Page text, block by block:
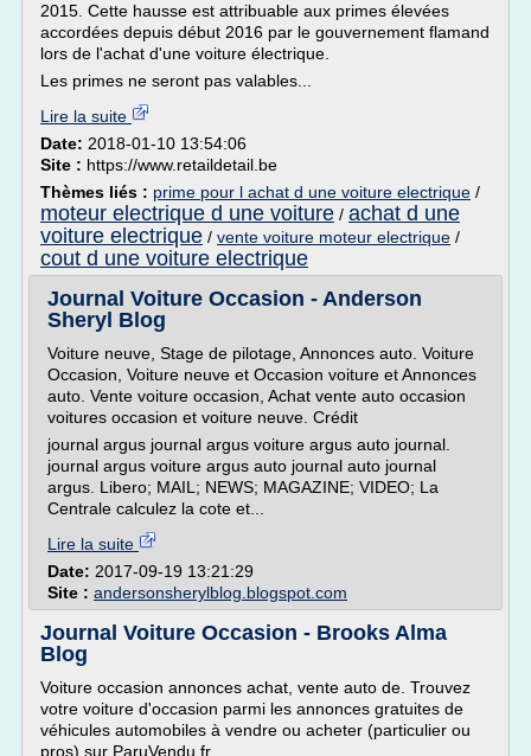
2015. Cette hausse est attribuable aux primes élevées
accordées depuis début 2016 par le gouvernement flamand
lors de l'achat d'une voiture électrique.
Les primes ne seront pas valables...
Lire la suite
Date: 2018-01-10 13:54:06
Site : https://www.retaildetail.be
Thèmes liés : prime pour l achat d une voiture electrique /
moteur electrique d une voiture / achat d une
voiture electrique / vente voiture moteur electrique /
cout d une voiture electrique
Journal Voiture Occasion - Anderson
Sheryl Blog
Voiture neuve, Stage de pilotage, Annonces auto. Voiture
Occasion, Voiture neuve et Occasion voiture et Annonces
auto. Vente voiture occasion, Achat vente auto occasion
voitures occasion et voiture neuve. Crédit
journal argus journal argus voiture argus auto journal.
journal argus voiture argus auto journal auto journal
argus. Libero; MAIL; NEWS; MAGAZINE; VIDEO; La
Centrale calculez la cote et...
Lire la suite
Date: 2017-09-19 13:21:29
Site : andersonsherylblog.blogspot.com
Journal Voiture Occasion - Brooks Alma
Blog
Voiture occasion annonces achat, vente auto de. Trouvez
votre voiture d'occasion parmi les annonces gratuites de
véhicules automobiles à vendre ou acheter (particulier ou
pros) sur ParuVendu.fr